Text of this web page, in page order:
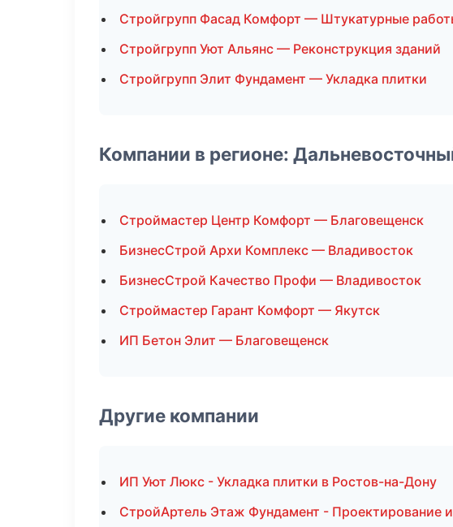
Стройгрупп Фасад Комфорт — Штукатурные
Стройгрупп Уют Альянс — Реконструкция зданий
Стройгрупп Элит Фундамент — Укладка плитки
Компании в регионе:
Строймастер Центр Комфорт — Благовещенск
БизнесСтрой Архи Комплекс — Владивосток
БизнесСтрой Качество Профи — Владивосток
Строймастер Гарант Комфорт — Якутск
ИП Бетон Элит — Благовещенск
Другие компании
ИП Уют Люкс - Укладка плитки в Ростов-на-Дону
СтройАртель Этаж Фундамент - Проектирование